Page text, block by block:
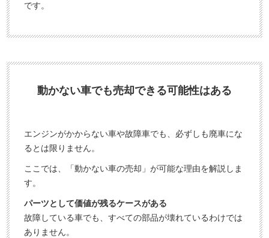
です。
動かない車でも売却できる可能性はある
エンジンがかからない車や故障車でも、必ずしも廃車にな
るとは限りません。
ここでは、「動かない車の売却」が可能な理由を解説しま
す。
パーツとして価値が残るケースがある
故障している車でも、すべての部品が壊れているわけでは
ありません。